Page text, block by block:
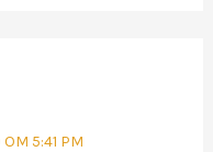
5:41 PM